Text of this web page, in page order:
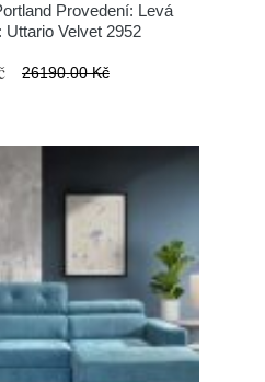
Provedení: Levá
Uttario Velvet 2952
26190.00 Kč